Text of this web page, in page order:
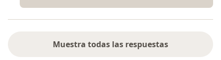
Muestra todas las respuestas